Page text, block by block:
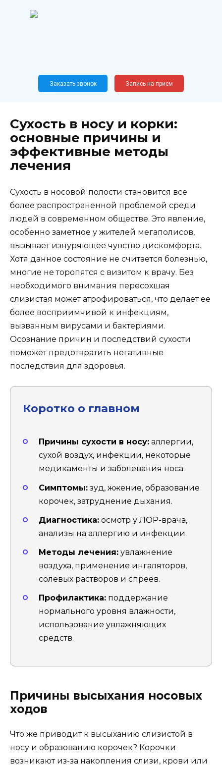
Новослободская, 62, к12
Заказать звонок Запись на прием
Сухость в носу и корки:
основные причины и
эффективные методы
лечения
Сухость в носовой полости становится все
более распространенной проблемой среди
людей в современном обществе. Это явление,
особенно заметное у жителей мегаполисов,
вызывает изнуряющее чувство дискомфорта.
Хотя данное состояние не считается болезнью,
многие не торопятся с визитом к врачу. Без
необходимого внимания пересохшая
слизистая может атрофироваться, что делает ее
более восприимчивой к инфекциям,
вызванным вирусами и бактериями.
Осознание причин и последствий сухости
поможет предотвратить негативные
последствия для здоровья.
Коротко о главном
Причины сухости в носу: аллергии,
сухой воздух, инфекции, некоторые
медикаменты и заболевания носа.
Симптомы: зуд, жжение, образование
корочек, затруднение дыхания.
Диагностика: осмотр у ЛОР-врача,
анализы на аллергию и инфекции.
Методы лечения: увлажнение
воздуха, применение ингаляторов,
солевых растворов и спреев.
Профилактика: поддержание
нормального уровня влажности,
использование увлажняющих
средств.
Причины высыхания носовых
ходов
Что же приводит к высыханию слизистой в
носу и образованию корочек? Корочки
возникают из-за накопления слизи, крови или